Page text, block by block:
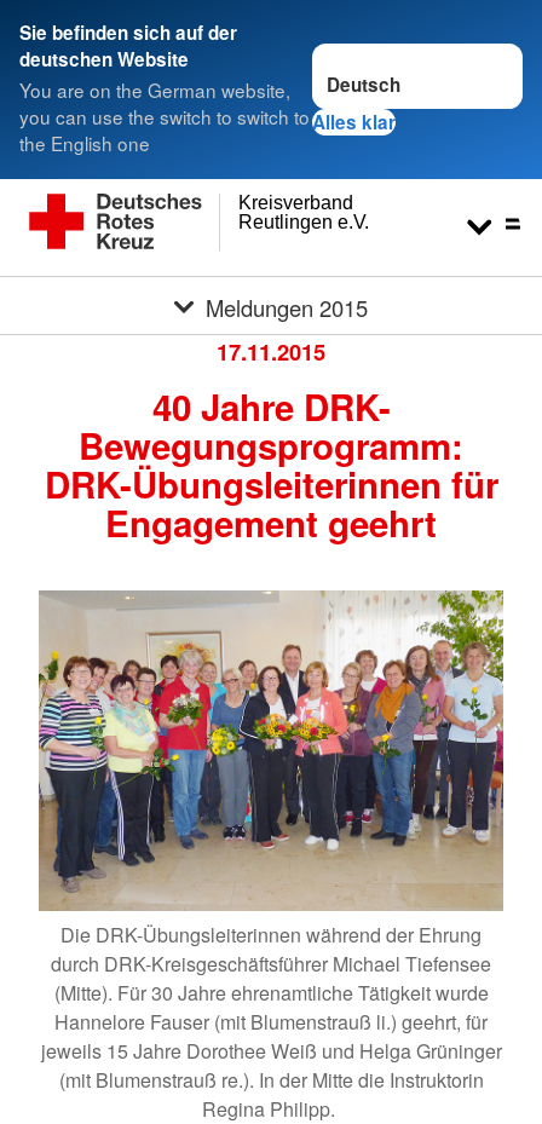
Sie befinden sich auf der
deutschen Website
You are on the German website,
you can use the switch to switch to
the English one
Sprache wechseln zu
Alles klar
Reutlingen e.V.
Kreisverband
Meldungen 2015
17.11.2015
40 Jahre DRK-
Bewegungsprogramm:
DRK-Übungsleiterinnen für
Engagement geehrt
Die DRK-Übungsleiterinnen während der Ehrung
durch DRK-Kreisgeschäftsführer Michael Tiefensee
(Mitte). Für 30 Jahre ehrenamtliche Tätigkeit wurde
Hannelore Fauser (mit Blumenstrauß li.) geehrt, für
jeweils 15 Jahre Dorothee Weiß und Helga Grüninger
(mit Blumenstrauß re.). In der Mitte die Instruktorin
Regina Philipp.